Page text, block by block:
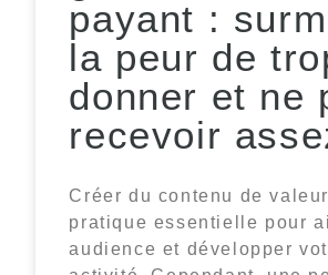
payant :
la peur de
donner et ne
recevoir
Créer du contenu de
pratique essentielle pour
audience et développer